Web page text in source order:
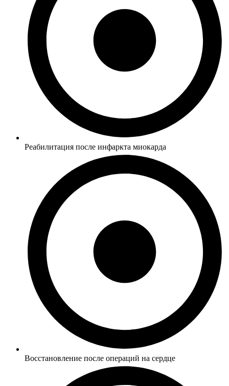
Реабилитация после инфаркта миокарда
Восстановление после операций на сердце